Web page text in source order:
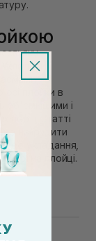
яку
плойки в
об'ємнішими і
зі статті
накрутити
до укладання,
на плойці.